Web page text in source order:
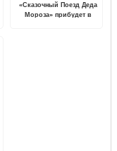
«Сказочный Поезд Деда
Мороза» прибудет в